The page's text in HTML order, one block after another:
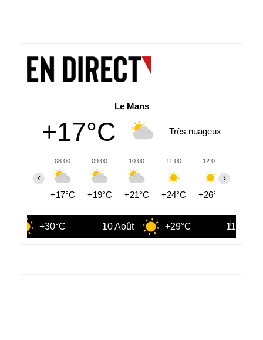
Le Mans
+17°C Très nuageux
08:00
+17°C
09:00
+19°C
10:00
+21°C
11:00
+24°C
12:00
+26°C
‹ ›
10 Août +29°C 11 Août